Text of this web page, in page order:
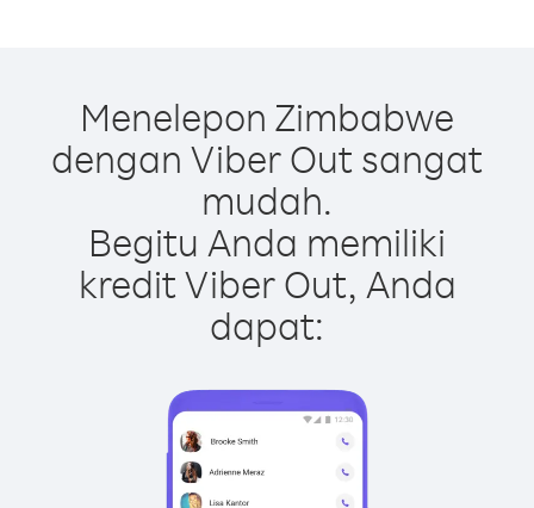
Menelepon Zimbabwe
dengan Viber Out sangat
mudah.
Begitu Anda memiliki
kredit Viber Out, Anda
dapat: